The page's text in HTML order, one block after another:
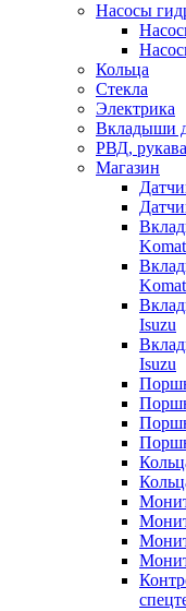
Насосы
Кольца
Стекла
Электрика
Вкладыши
РВД,
Магазин
Isuzu
Isuzu